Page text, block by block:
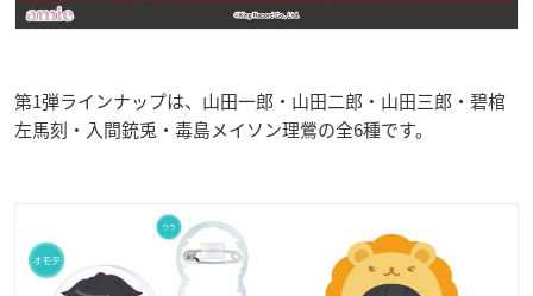
第1弾ラインナップは、山田一郎・山田二郎・山田三郎・碧棺
左馬刻・入間銃兎・毒島メイソン理鶯の全6種です。